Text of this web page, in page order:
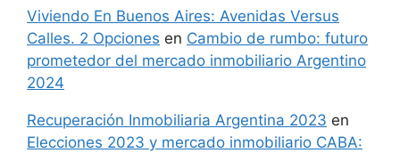
Viviendo En Buenos Aires: Avenidas Versus
Calles. 2 Opciones en Cambio de rumbo: futuro
prometedor del mercado inmobiliario Argentino
2024
Recuperación Inmobiliaria Argentina 2023 en
Elecciones 2023 y mercado inmobiliario CABA: